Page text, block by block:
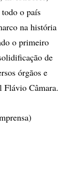
o país
na história
o primeiro
de
órgãos e
Flávio Câmara.